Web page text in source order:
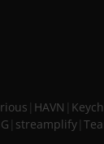
HAVN
streamplify